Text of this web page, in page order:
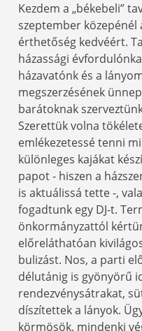
Kezdem a „békebeli”
szeptember
érthetőség kedvéért.
házassági
házavatónk és a
megszerzésének
barátoknak
Szerettük volna
emlékezetessé tenni
különleges kajákat
papot - hiszen a
is aktuálissá tette -,
fogadtunk egy DJ-t.
önkormányzattól
előreláthatóan
bulizást. Nos, a parti
délutánig is gyönyörű
rendezvénysátrakat,
díszítettek a lányok.
körmösök, mindenki